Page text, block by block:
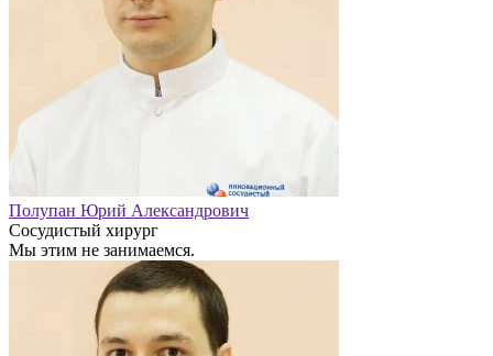
Полупан Юрий Александрович
Сосудистый хирург
Мы этим не занимаемся.